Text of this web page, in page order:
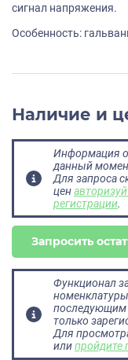
сигнал напряжения.
Особенность:
Наличие и
Информация о
данный
Для запроса
цен
регистрации.
Запросить
Функционал
последующим
только
Для
илипройдите